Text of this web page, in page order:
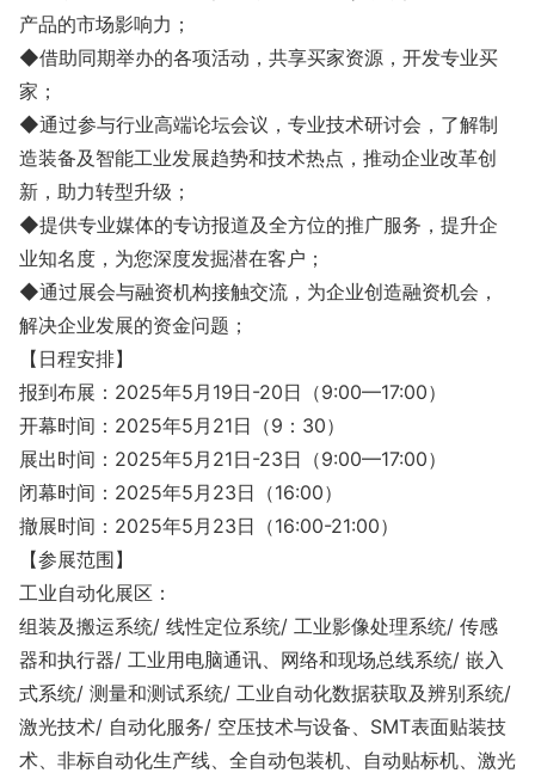
产品的市场影响⼒；
◆借助同期举办的各项活动，共享买家资源，开发专业买
家；
◆通过参与⾏业⾼端论坛会议，专业技术研讨会，了解制
造装备及智能工业发展趋势和技术热点，推动企业改⾰创
新，助⼒转型升级；
◆提供专业媒体的专访报道及全⽅位的推⼴服务，提升企
业知名度，为您深度发掘潜在客户；
◆通过展会与融资机构接触交流，为企业创造融资机会，
解决企业发展的资⾦问题；
【日程安排】
报到布展：2025年5月19日-20日（9:00—17:00）
开幕时间：2025年5月21日（9：30）
展出时间：2025年5月21日-23日（9:00—17:00）
闭幕时间：2025年5月23日（16:00）
撤展时间：2025年5月23日（16:00-21:00）
【参展范围】
工业自动化展区：
组装及搬运系统/ 线性定位系统/ 工业影像处理系统/ 传感
器和执行器/ 工业用电脑通讯、网络和现场总线系统/ 嵌入
式系统/ 测量和测试系统/ 工业自动化数据获取及辨别系统/
激光技术/ 自动化服务/ 空压技术与设备、SMT表面贴装技
术、非标自动化生产线、全自动包装机、自动贴标机、激光